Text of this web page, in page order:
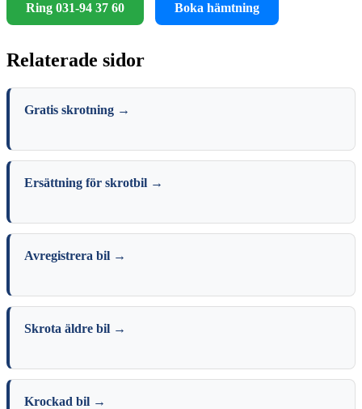
Ring 031-94 37 60 Boka hämtning
Relaterade sidor
Gratis skrotning →
Ersättning för skrotbil →
Avregistrera bil →
Skrota äldre bil →
Krockad bil →